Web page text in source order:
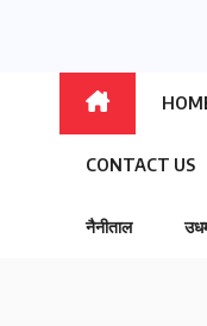
CONTACT US
नैनीताल